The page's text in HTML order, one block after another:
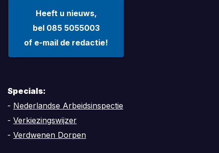
Heeft u nieuws,
bel 085 5055003
of e-mail de redactie!
Specials:
- Nederlandse Arbeidsinspectie
- Verkiezingswijzer
- Verdwenen Dorpen